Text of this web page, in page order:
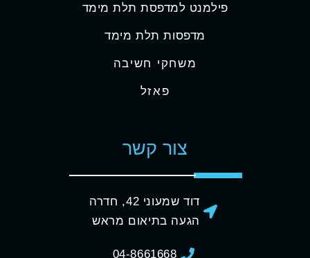
פילמנט למדפסת תלת מימד
מדפסות תלת מימד
משחקי חשיבה
פאזל
צור קשר
דוד שמעוני 42, חדרה
הגעה בתיאום מראש
04-8661668